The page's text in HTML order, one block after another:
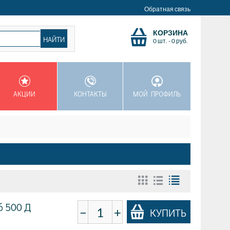
Обратная связь
КОРЗИНА
0 шт. -0руб.
АКЦИИ КОНТАКТЫ МОЙ ПРОФИЛЬ
500 Д − + КУПИТЬ